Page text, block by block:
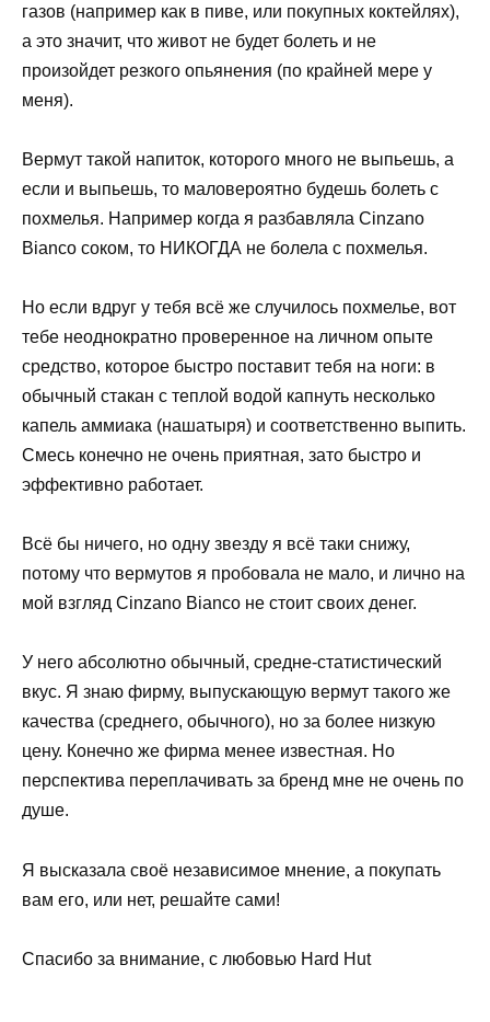
газов (например как в пиве, или покупных коктейлях),
а это значит, что живот не будет болеть и не
произойдет резкого опьянения (по крайней мере у
меня).
Вермут такой напиток, которого много не выпьешь, а
если и выпьешь, то маловероятно будешь болеть с
похмелья. Например когда я разбавляла Cinzano
Bianco соком, то НИКОГДА не болела с похмелья.
Но если вдруг у тебя всё же случилось похмелье, вот
тебе неоднократно проверенное на личном опыте
средство, которое быстро поставит тебя на ноги: в
обычный стакан с теплой водой капнуть несколько
капель аммиака (нашатыря) и соответственно выпить.
Смесь конечно не очень приятная, зато быстро и
эффективно работает.
Всё бы ничего, но одну звезду я всё таки снижу,
потому что вермутов я пробовала не мало, и лично на
мой взгляд Cinzano Bianco не стоит своих денег.
У него абсолютно обычный, средне-статистический
вкус. Я знаю фирму, выпускающую вермут такого же
качества (среднего, обычного), но за более низкую
цену. Конечно же фирма менее известная. Но
перспектива переплачивать за бренд мне не очень по
душе.
Я высказала своё независимое мнение, а покупать
вам его, или нет, решайте сами!
Спасибо за внимание, с любовью Hard Hut